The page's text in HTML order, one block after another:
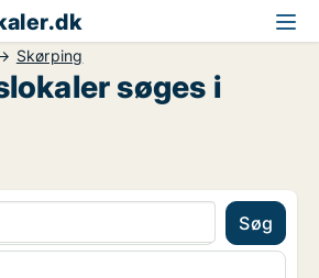
Skørping
søges i
Søg